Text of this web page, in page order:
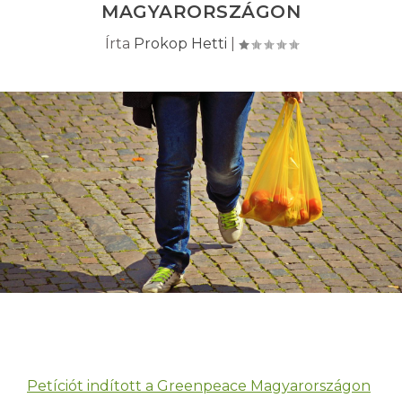
MAGYARORSZÁGON
Írta Prokop Hetti
Petíciót indított a Greenpeace Magyarországon